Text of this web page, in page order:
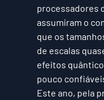
processadores
assumiram o
que os
de escalas
efeitos
pouco
Este ano, pela